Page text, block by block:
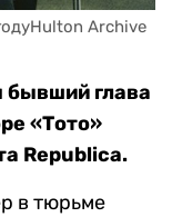
Archive
бывший глава
«Тото»
Republica.
в тюрьме